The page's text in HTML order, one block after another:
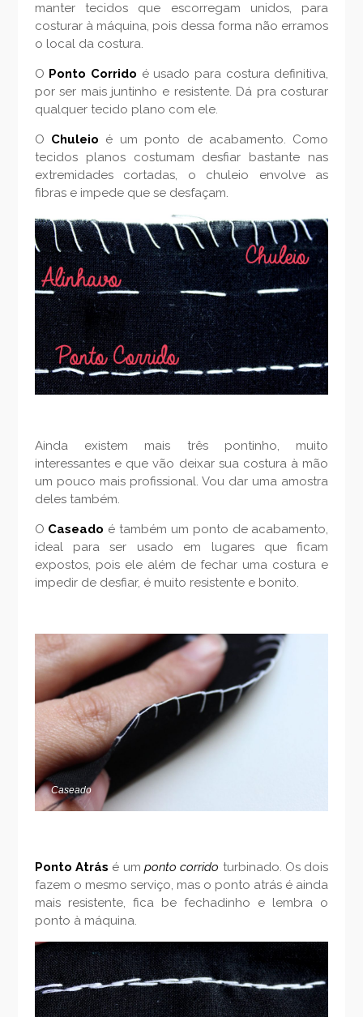
manter tecidos que escorregam unidos, para
costurar à máquina, pois dessa forma não erramos
o local da costura.
O Ponto Corrido é usado para costura definitiva,
por ser mais juntinho e resistente. Dá pra costurar
qualquer tecido plano com ele.
O Chuleio é um ponto de acabamento. Como
tecidos planos costumam desfiar bastante nas
extremidades cortadas, o chuleio envolve as
fibras e impede que se desfaçam.
Ainda existem mais três pontinho, muito
interessantes e que vão deixar sua costura à mão
um pouco mais profissional. Vou dar uma amostra
deles também.
O Caseado é também um ponto de acabamento,
ideal para ser usado em lugares que ficam
expostos, pois ele além de fechar uma costura e
impedir de desfiar, é muito resistente e bonito.
Caseado
Ponto Atrás é um ponto corrido turbinado. Os dois
fazem o mesmo serviço, mas o ponto atrás é ainda
mais resistente, fica be fechadinho e lembra o
ponto à máquina.